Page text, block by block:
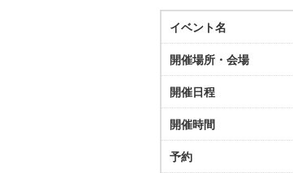
イベント名
開催場所・会場
開催日程
開催時間
予約